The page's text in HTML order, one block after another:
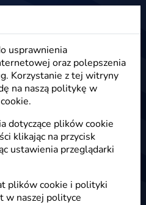
internetowe, e-marketing
e-commerce,
usprawnienia
oraz polepszenia
Korzystanie z tej witryny
na naszą politykę w
dotyczące plików cookie
klikając na przycisk
ustawienia przeglądarki
plików cookie i polityki
w naszej polityce